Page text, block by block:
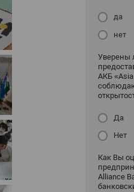
да
нет
Уверены
АКБ
Да
Нет
Как Вы
Alliance